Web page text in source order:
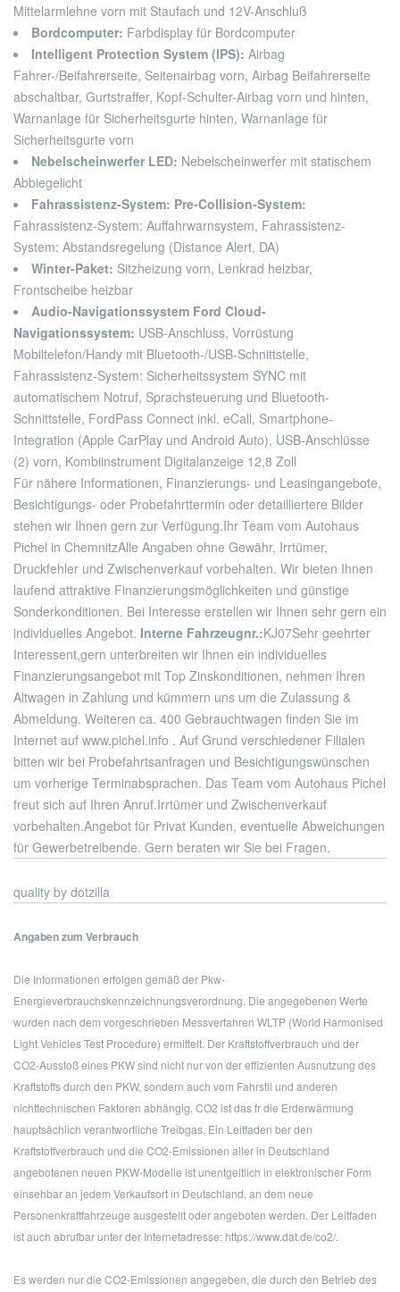
Mittelarmlehne vorn mit Staufach und 12V-Anschluß
Bordcomputer: Farbdisplay für Bordcomputer
Intelligent Protection System (IPS): Airbag
Fahrer-/Beifahrerseite, Seitenairbag vorn, Airbag Beifahrerseite
abschaltbar, Gurtstraffer, Kopf-Schulter-Airbag vorn und hinten,
Warnanlage für Sicherheitsgurte hinten, Warnanlage für
Sicherheitsgurte vorn
Nebelscheinwerfer LED: Nebelscheinwerfer mit statischem
Abbiegelicht
Fahrassistenz-System: Pre-Collision-System:
Fahrassistenz-System: Auffahrwarnsystem, Fahrassistenz-
System: Abstandsregelung (Distance Alert, DA)
Winter-Paket: Sitzheizung vorn, Lenkrad heizbar,
Frontscheibe heizbar
Audio-Navigationssystem Ford Cloud-
Navigationssystem: USB-Anschluss, Vorrüstung
Mobiltelefon/Handy mit Bluetooth-/USB-Schnittstelle,
Fahrassistenz-System: Sicherheitssystem SYNC mit
automatischem Notruf, Sprachsteuerung und Bluetooth-
Schnittstelle, FordPass Connect inkl. eCall, Smartphone-
Integration (Apple CarPlay und Android Auto), USB-Anschlüsse
(2) vorn, Kombiinstrument Digitalanzeige 12,8 Zoll
Für nähere Informationen, Finanzierungs- und Leasingangebote,
Besichtigungs- oder Probefahrttermin oder detailliertere Bilder
stehen wir Ihnen gern zur Verfügung.Ihr Team vom Autohaus
Pichel in ChemnitzAlle Angaben ohne Gewähr, Irrtümer,
Druckfehler und Zwischenverkauf vorbehalten. Wir bieten Ihnen
laufend attraktive Finanzierungsmöglichkeiten und günstige
Sonderkonditionen. Bei Interesse erstellen wir Ihnen sehr gern ein
individuelles Angebot. Interne Fahrzeugnr.:KJ07Sehr geehrter
Interessent,gern unterbreiten wir Ihnen ein individuelles
Finanzierungsangebot mit Top Zinskonditionen, nehmen Ihren
Altwagen in Zahlung und kümmern uns um die Zulassung &
Abmeldung. Weiteren ca. 400 Gebrauchtwagen finden Sie im
Internet auf www.pichel.info . Auf Grund verschiedener Filialen
bitten wir bei Probefahrtsanfragen und Besichtigungswünschen
um vorherige Terminabsprachen. Das Team vom Autohaus Pichel
freut sich auf Ihren Anruf.Irrtümer und Zwischenverkauf
vorbehalten.Angebot für Privat Kunden, eventuelle Abweichungen
für Gewerbetreibende. Gern beraten wir Sie bei Fragen.
quality by dotzilla
Angaben zum Verbrauch
Die Informationen erfolgen gemäß der Pkw-
Energieverbrauchskennzeichnungsverordnung. Die angegebenen Werte
wurden nach dem vorgeschrieben Messverfahren WLTP (World Harmonised
Light Vehicles Test Procedure) ermittelt. Der Kraftstoffverbrauch und der
CO2-Ausstoß eines PKW sind nicht nur von der effizienten Ausnutzung des
Kraftstoffs durch den PKW, sondern auch vom Fahrstil und anderen
nichttechnischen Faktoren abhängig. CO2 ist das fr die Erderwärmung
hauptsächlich verantwortliche Treibgas. Ein Leitfaden ber den
Kraftstoffverbrauch und die CO2-Emissionen aller in Deutschland
angebotenen neuen PKW-Modelle ist unentgeltlich in elektronischer Form
einsehbar an jedem Verkaufsort in Deutschland, an dem neue
Personenkraftfahrzeuge ausgestellt oder angeboten werden. Der Leitfaden
ist auch abrufbar unter der Internetadresse: https://www.dat.de/co2/.
Es werden nur die CO2-Emissionen angegeben, die durch den Betrieb des